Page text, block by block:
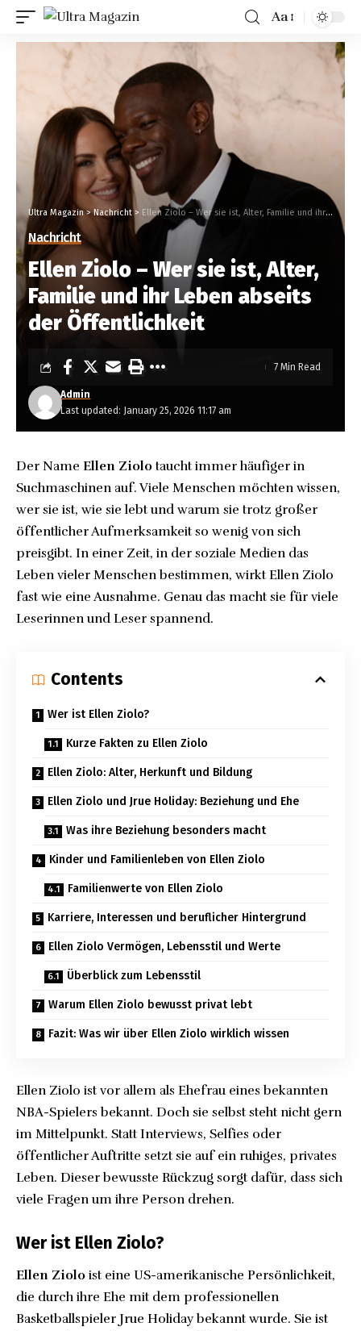
Aa
Ultra Magazin>Nachricht> Ellen Ziolo – Wer sie ist, Alter, Familie und ihr Leben abseits der Öffentlichkeit
Nachricht
Ellen Ziolo – Wer sie ist, Alter,
Familie und ihr Leben abseits
der Öffentlichkeit
Last updated: January 25, 2026 11:17 am
Admin
7 Min Read
Der Name Ellen Ziolo taucht immer häufiger in
Suchmaschinen auf. Viele Menschen möchten wissen,
wer sie ist, wie sie lebt und warum sie trotz großer
öffentlicher Aufmerksamkeit so wenig von sich
preisgibt. In einer Zeit, in der soziale Medien das
Leben vieler Menschen bestimmen, wirkt Ellen Ziolo
fast wie eine Ausnahme. Genau das macht sie für viele
Leserinnen und Leser spannend.
Contents
Wer ist Ellen Ziolo?
Kurze Fakten zu Ellen Ziolo
Ellen Ziolo: Alter, Herkunft und Bildung
Ellen Ziolo und Jrue Holiday: Beziehung und Ehe
Was ihre Beziehung besonders macht
Kinder und Familienleben von Ellen Ziolo
Familienwerte von Ellen Ziolo
Karriere, Interessen und beruflicher Hintergrund
Ellen Ziolo Vermögen, Lebensstil und Werte
Überblick zum Lebensstil
Warum Ellen Ziolo bewusst privat lebt
Fazit: Was wir über Ellen Ziolo wirklich wissen
Ellen Ziolo ist vor allem als Ehefrau eines bekannten
NBA-Spielers bekannt. Doch sie selbst steht nicht gern
im Mittelpunkt. Statt Interviews, Selfies oder
öffentlicher Auftritte setzt sie auf ein ruhiges, privates
Leben. Dieser bewusste Rückzug sorgt dafür, dass sich
viele Fragen um ihre Person drehen.
Wer ist Ellen Ziolo?
Ellen Ziolo ist eine US-amerikanische Persönlichkeit,
die durch ihre Ehe mit dem professionellen
Basketballspieler Jrue Holiday bekannt wurde. Sie ist